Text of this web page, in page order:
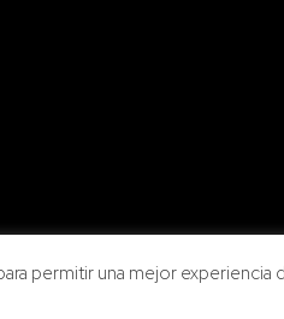
Copyright ©
permitir una mejor experiencia